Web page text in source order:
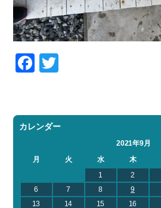
Facebook
カレンダー
2021年9月
月
火 水 木
1
2
6
7 8 9
13
14 15 16